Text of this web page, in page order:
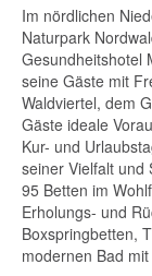
Im nördlichen
Naturpark
Gesundheitshotel
seine Gäste mit
Waldviertel, dem
Gäste ideale
Kur- und
seiner Vielfalt und
95 Betten im
Erholungs- und
Boxspringbetten,
modernen Bad